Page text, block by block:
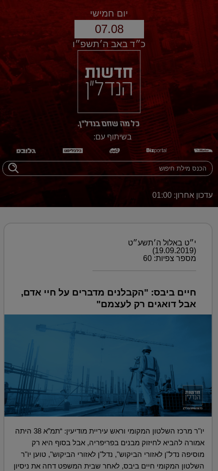
יום חמישי
07.08
כ״ד באב ה׳תשפ״ו
בשיתוף עם:
עדכון אחרון: 01:00
י״ט באלול ה׳תשע״ט
(19.09.2019)
מספר צפיות: 60
חיים ביבס: "הקבלנים מדברים על חיי אדם,
אבל דואגים רק לעצמם"
יו"ר מרכז השלטון המקומי וראש עיריית מודיעין: “תמ”א 38 היתה
אמורה להביא לחיזוק מבנים בפריפריה, אבל בסוף היא רק
מוסיפה נדל"ן לאזורי הביקוש", נדל"ן לאזורי הביקוש", טוען יו"ר
השלטון המקומי חיים ביבס, לאחר שבית המשפט דחה את ניסיון